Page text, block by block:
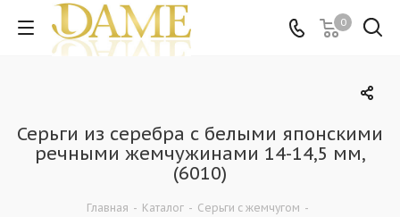
0
Серьги из серебра c белыми японскими
речными жемчужинами 14-14,5 мм,
(6010)
Главная - Каталог - Серьги с жемчугом -